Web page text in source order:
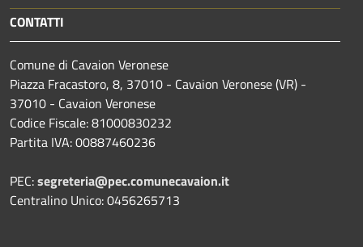
CONTATTI
Comune di Cavaion Veronese
Piazza Fracastoro, 8, 37010 - Cavaion Veronese (VR) -
37010 - Cavaion Veronese
Codice Fiscale: 81000830232
Partita IVA: 00887460236
PEC:segreteria@pec.comunecavaion.it
Centralino Unico: 0456265713